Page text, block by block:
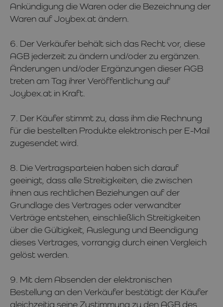
Ankündigung die Waren oder die Bezeichnung der
Waren auf Joybex.at ändern.
6. Der Verkäufer behält sich das Recht vor, diese
AGB jederzeit zu ändern und/oder zu ergänzen.
Änderungen und/oder Ergänzungen dieser AGB
treten am Tag ihrer Veröffentlichung auf
Joybex.at in Kraft.
7. Der Käufer stimmt zu, dass ihm die Rechnung
für die bestellten Produkte elektronisch per E-Mail
zugesendet wird.
8. Die Vertragsparteien haben sich darauf
geeinigt, dass alle Streitigkeiten, die zwischen
ihnen aus rechtlichen Beziehungen auf der
Grundlage des Vertrages oder verwandter
Verträge entstehen, einschließlich Streitigkeiten
über die Gültigkeit, Auslegung und Beendigung
dieses Vertrages, vorrangig durch einen Vergleich
gelöst werden.
9. Mit dem Absenden der elektronischen
Bestellung an den Verkäufer bestätigt der Käufer
gleichzeitig seine Zustimmung zu den AGB des